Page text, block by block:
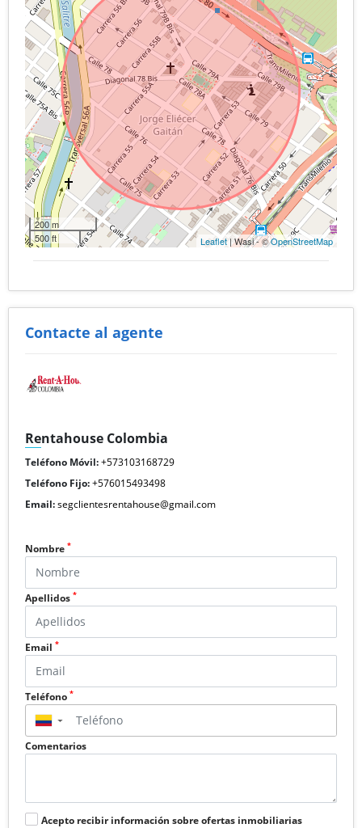
200 m
500 ft
Leaflet | Wasi - ©OpenStreetMap
Contacte al agente
Rentahouse Colombia
Teléfono Móvil:+573103168729
Teléfono Fijo:+576015493498
Email:segclientesrentahouse@gmail.com
Nombre *
Apellidos *
Email *
Teléfono *
▼
Comentarios
Acepto recibir información sobre ofertas inmobiliarias